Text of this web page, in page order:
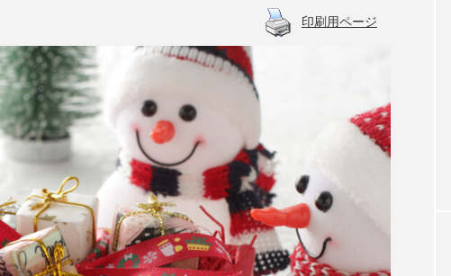
印刷用ページ
の危機感から始まっ
労働組合を知ろう
「連合アタッシェ」に聞く（ミャンマー
編）ジュニア柔道大会開催、地震対応に尽
力 軍当局の支配下に生きる人々の声を、
活動に反映